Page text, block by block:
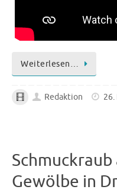
Weiterlesen…
Redaktion
Gewölbe in